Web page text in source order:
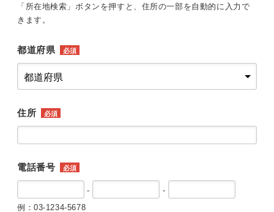
「所在地検索」ボタンを押すと、住所の一部を自動的に入力で
きます。
都道府県 必須
住所 必須
電話番号 必須
-
-
例：03-1234-5678